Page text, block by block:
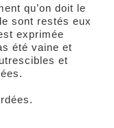
qu’on doit le
sont restés eux
exprimée
été vaine et
et